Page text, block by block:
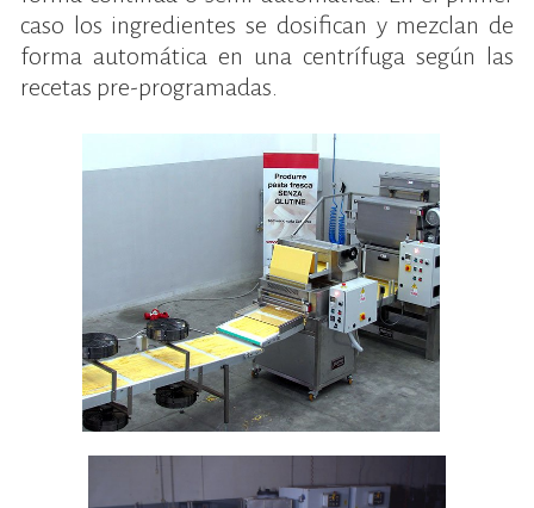
caso los ingredientes se dosifican y mezclan de
forma automática en una centrífuga según las
recetas pre-programadas.